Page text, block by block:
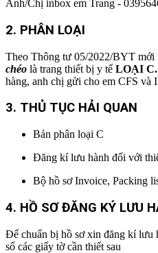
Anh/Chị inbox em Trang -
2. PHÂN LOẠI
Theo Thông tư 05/2022/BYT mới
chéo là trang thiết bị y tế LOẠI C.
hàng, anh chị gửi cho em CFS và
3. THỦ TỤC HẢI QUAN
Bản phân loại C
Đăng kí lưu hành đối với
Bộ hồ sơ Invoice, Packing
4. HỒ SƠ ĐĂNG KÝ LƯU
Để chuẩn bị hồ sơ xin đăng kí lưu
số các giấy tờ cần thiết sau